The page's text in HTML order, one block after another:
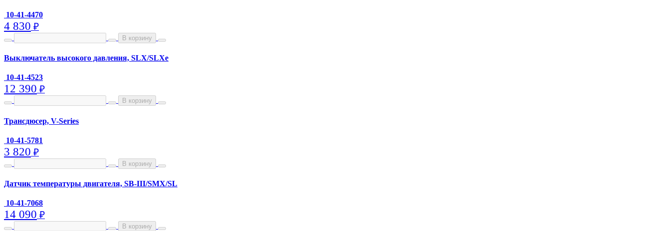
10-41-4470
4 830 ₽
В корзину
Выключатель высокого давления, SLX/SLXe
10-41-4523
12 390 ₽
В корзину
Трансдюсер, V-Series
10-41-5781
3 820 ₽
В корзину
Датчик температуры двигателя, SB-III/SMX/SL
10-41-7068
14 090 ₽
В корзину